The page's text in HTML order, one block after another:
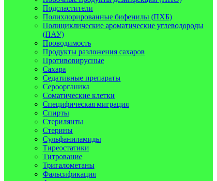
Подсластители
Полихлорированные бифенилы (ПХБ)
Полициклические ароматические углеводороды
(ПАУ)
Проводимость
Продукты разложения сахаров
Противовирусные
Сахара
Седативные препараты
Сероорганика
Соматические клетки
Специфическая миграция
Спирты
Стерилянты
Стерины
Сульфаниламиды
Тиреостатики
Титрование
Тригалометаны
Фальсификация